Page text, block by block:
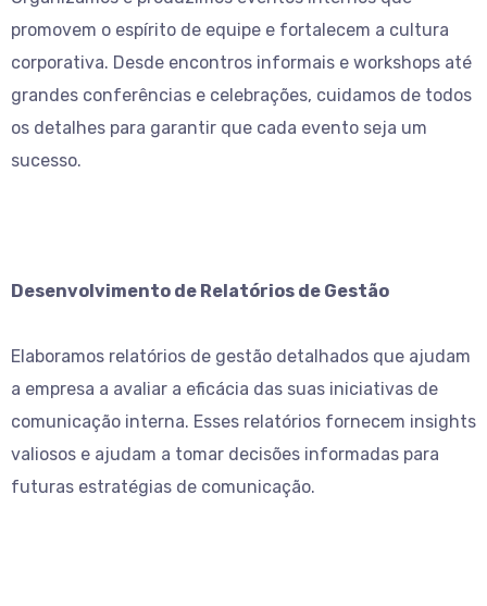
promovem o espírito de equipe e fortalecem a cultura
corporativa. Desde encontros informais e workshops até
grandes conferências e celebrações, cuidamos de todos
os detalhes para garantir que cada evento seja um
sucesso.
Desenvolvimento de Relatórios de Gestão
Elaboramos relatórios de gestão detalhados que ajudam
a empresa a avaliar a eficácia das suas iniciativas de
comunicação interna. Esses relatórios fornecem insights
valiosos e ajudam a tomar decisões informadas para
futuras estratégias de comunicação.